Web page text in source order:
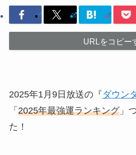
URLをコピー
2025年1月9日放送の『 ダウン
「 2025年最強運ランキング」
た！